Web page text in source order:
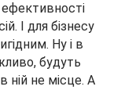
І для бізнесу
Ну і в
будуть
ній не місце. А